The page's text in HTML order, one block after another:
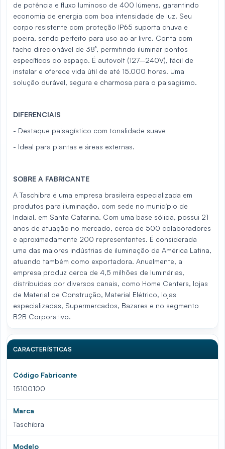
de potência e fluxo luminoso de 400 lúmens, garantindo
economia de energia com boa intensidade de luz. Seu
corpo resistente com proteção IP65 suporta chuva e
poeira, sendo perfeito para uso ao ar livre. Conta com
facho direcionável de 38°, permitindo iluminar pontos
específicos do espaço. É autovolt (127–240V), fácil de
instalar e oferece vida útil de até 15.000 horas. Uma
solução durável, segura e charmosa para o paisagismo.
DIFERENCIAIS
- Destaque paisagístico com tonalidade suave
- Ideal para plantas e áreas externas.
SOBRE A FABRICANTE
A Taschibra é uma empresa brasileira especializada em
produtos para iluminação, com sede no município de
Indaial, em Santa Catarina. Com uma base sólida, possui 21
anos de atuação no mercado, cerca de 500 colaboradores
e aproximadamente 200 representantes. É considerada
uma das maiores indústrias de iluminação da América Latina,
atuando também como exportadora. Anualmente, a
empresa produz cerca de 4,5 milhões de luminárias,
distribuídas por diversos canais, como Home Centers, lojas
de Material de Construção, Material Elétrico, lojas
especializadas, Supermercados, Bazares e no segmento
B2B Corporativo.
CARACTERÍSTICAS
Código Fabricante
15100100
Marca
Taschibra
Modelo